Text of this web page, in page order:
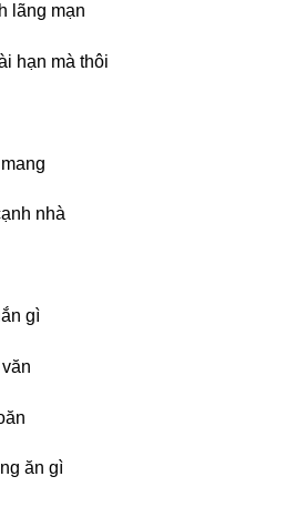
lãng mạn
hạn mà thôi
nhà
gì
ăn gì